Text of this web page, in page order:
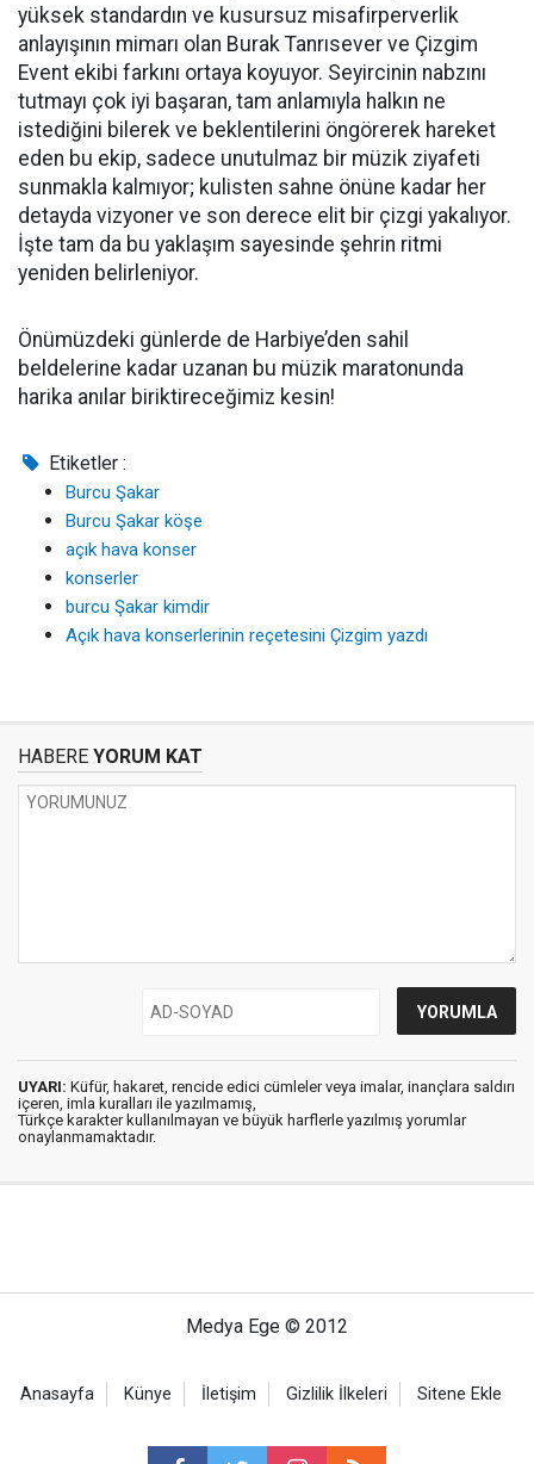
yüksek standardın ve kusursuz misafirperverlik
anlayışının mimarı olan Burak Tanrısever ve Çizgim
Event ekibi farkını ortaya koyuyor. Seyircinin nabzını
tutmayı çok iyi başaran, tam anlamıyla halkın ne
istediğini bilerek ve beklentilerini öngörerek hareket
eden bu ekip, sadece unutulmaz bir müzik ziyafeti
sunmakla kalmıyor; kulisten sahne önüne kadar her
detayda vizyoner ve son derece elit bir çizgi yakalıyor.
İşte tam da bu yaklaşım sayesinde şehrin ritmi
yeniden belirleniyor.
Önümüzdeki günlerde de Harbiye’den sahil
beldelerine kadar uzanan bu müzik maratonunda
harika anılar biriktireceğimiz kesin!
Etiketler :
Burcu Şakar
Burcu Şakar köşe
açık hava konser
konserler
burcu Şakar kimdir
Açık hava konserlerinin reçetesini Çizgim yazdı
HABERE YORUM KAT
UYARI: Küfür, hakaret, rencide edici cümleler veya imalar, inançlara saldırı
içeren, imla kuralları ile yazılmamış,
Türkçe karakter kullanılmayan ve büyük harflerle yazılmış yorumlar
onaylanmamaktadır.
Medya Ege © 2012
Anasayfa Künye İletişim Gizlilik İlkeleri Sitene Ekle